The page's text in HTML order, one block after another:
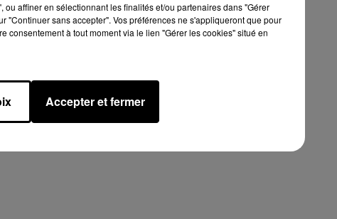
affiner en sélectionnant les finalités et/ou partenaires dans "Gérer
"Continuer sans accepter". Vos préférences ne s'appliqueront que pour
consentement à tout moment via le lien "Gérer les cookies" situé en
Accepter et fermer